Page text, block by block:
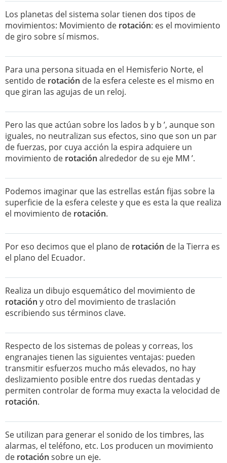
Los planetas del sistema solar tienen dos tipos de
movimientos: Movimiento de rotación: es el movimiento
de giro sobre sí mismos.
Para una persona situada en el Hemisferio Norte, el
sentido de rotación de la esfera celeste es el mismo en
que giran las agujas de un reloj.
Pero las que actúan sobre los lados b y b ’, aunque son
iguales, no neutralizan sus efectos, sino que son un par
de fuerzas, por cuya acción la espira adquiere un
movimiento de rotación alrededor de su eje MM ’.
Podemos imaginar que las estrellas están fijas sobre la
superficie de la esfera celeste y que es esta la que realiza
el movimiento de rotación.
Por eso decimos que el plano de rotación de la Tierra es
el plano del Ecuador.
Realiza un dibujo esquemático del movimiento de
rotación y otro del movimiento de traslación
escribiendo sus términos clave.
Respecto de los sistemas de poleas y correas, los
engranajes tienen las siguientes ventajas: pueden
transmitir esfuerzos mucho más elevados, no hay
deslizamiento posible entre dos ruedas dentadas y
permiten controlar de forma muy exacta la velocidad de
rotación.
Se utilizan para generar el sonido de los timbres, las
alarmas, el teléfono, etc. Los producen un movimiento
de rotación sobre un eje.